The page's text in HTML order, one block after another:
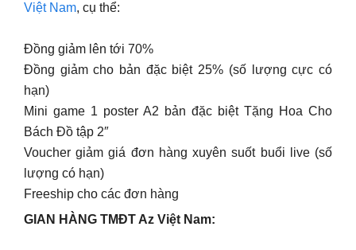
Việt Nam, cụ thể:
Đồng giảm lên tới 70%
Đồng giảm cho bản đặc biệt 25% (số lượng cực có
hạn)
Mini game 1 poster A2 bản đặc biệt Tặng Hoa Cho
Bách Đồ tập 2″
Voucher giảm giá đơn hàng xuyên suốt buổi live (số
lượng có hạn)
Freeship cho các đơn hàng
GIAN HÀNG TMĐT Az Việt Nam: